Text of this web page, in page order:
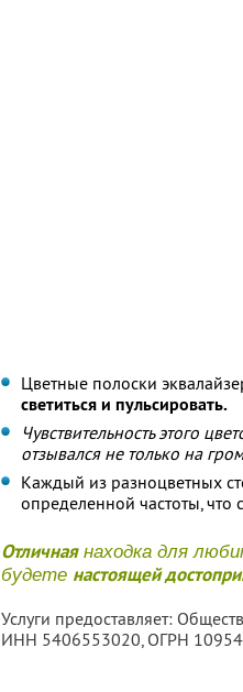
Цветные полоски
светиться и пульсировать.
Чувствительность этого
отзывался не только на
Каждый из разноцветных
определенной частоты, что
Отличнаянаходка для
будете настоящей
Услуги предоставляет:
ИНН 5406553020, ОГРН